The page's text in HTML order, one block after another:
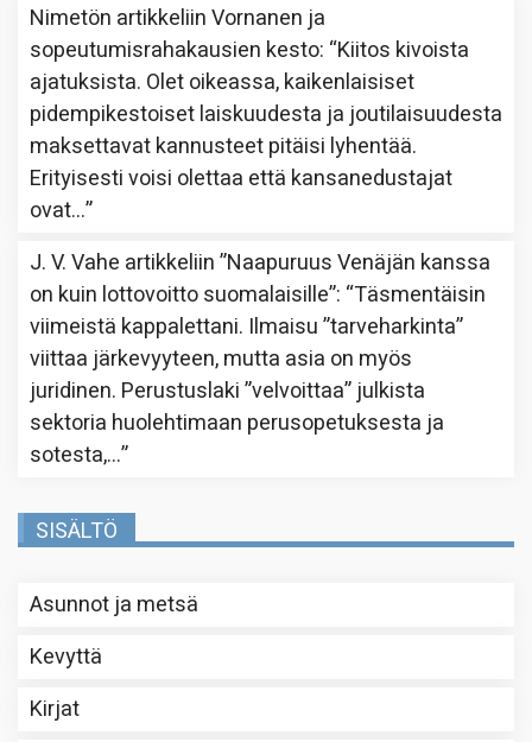
Nimetön artikkeliinVornanen ja
sopeutumisrahakausien kesto: “Kiitos kivoista
ajatuksista. Olet oikeassa, kaikenlaisiset
pidempikestoiset laiskuudesta ja joutilaisuudesta
maksettavat kannusteet pitäisi lyhentää.
Erityisesti voisi olettaa että kansanedustajat
ovat…”
J. V. Vahe artikkeliin”Naapuruus Venäjän kanssa
on kuin lottovoitto suomalaisille”: “Täsmentäisin
viimeistä kappalettani. Ilmaisu ”tarveharkinta”
viittaa järkevyyteen, mutta asia on myös
juridinen. Perustuslaki ”velvoittaa” julkista
sektoria huolehtimaan perusopetuksesta ja
sotesta,…”
SISÄLTÖ
Asunnot ja metsä
Kevyttä
Kirjat